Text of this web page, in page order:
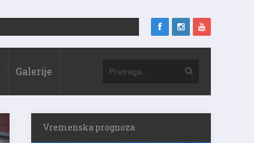
Galerije
Vremenska prognoza